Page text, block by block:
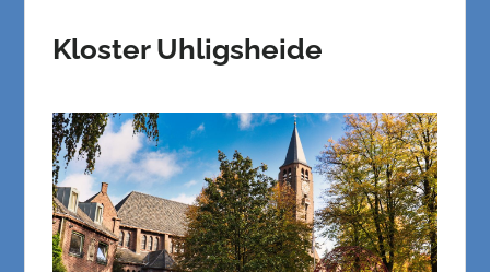
Kloster Uhligsheide